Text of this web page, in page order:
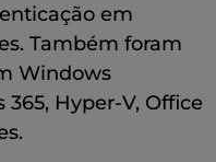
em
Também foram
Windows
Hyper-V, Office